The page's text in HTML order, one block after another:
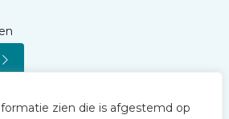
zien die is afgestemd op